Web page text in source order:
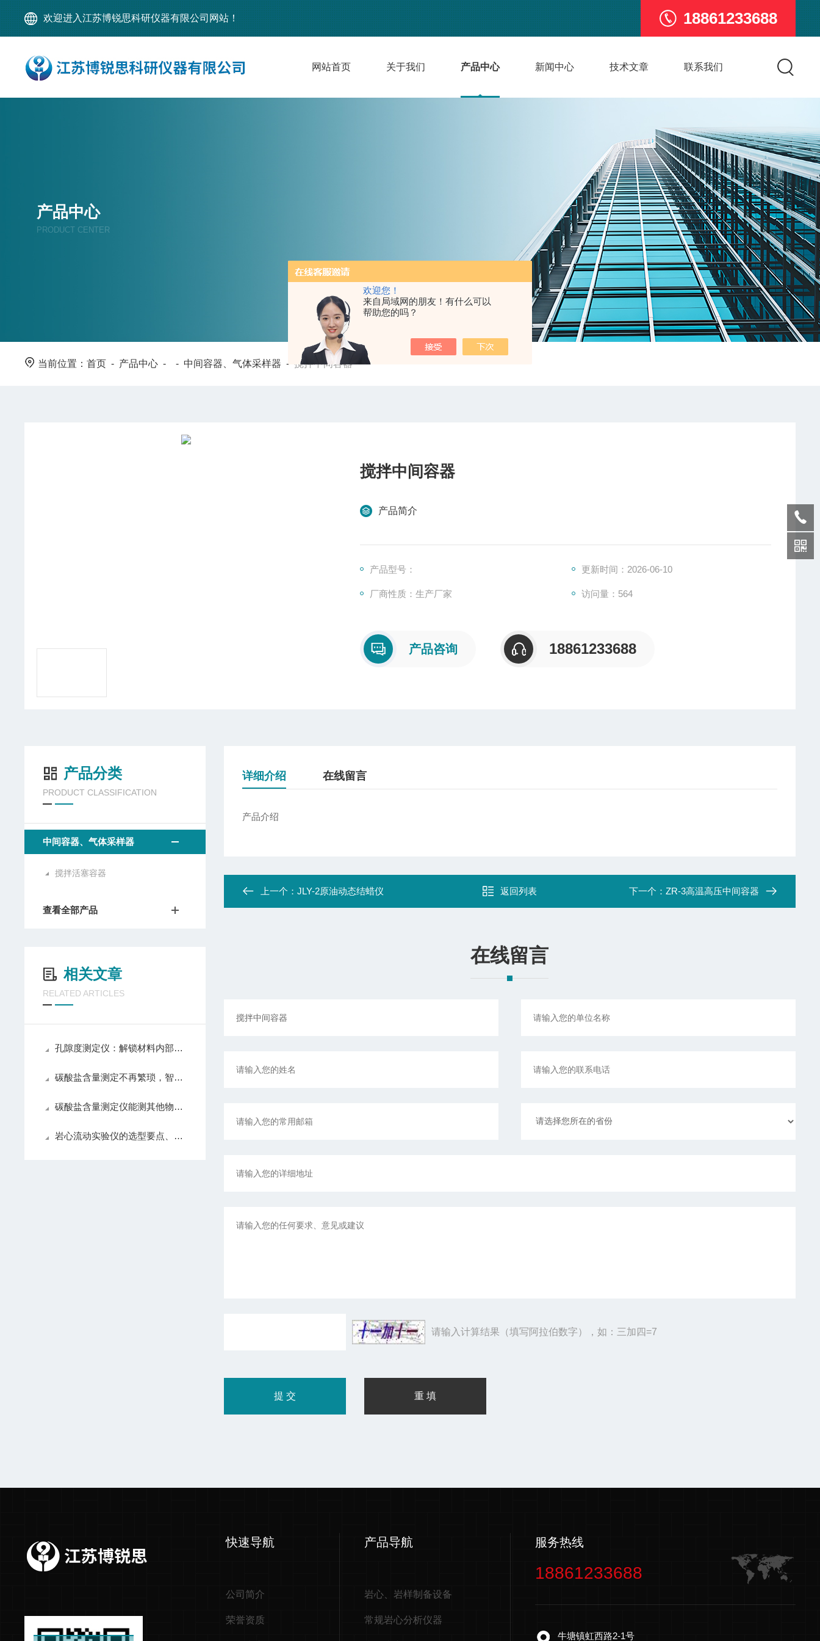
欢迎您！
来自局域网的朋友！有什么可以
帮助您的吗？
欢迎进入江苏博锐思科研仪器有限公司网站！ 18861233688
网站首页 关于我们 产品中心 新闻中心 技术文章 联系我们
产品中心
PRODUCT CENTER
当前位置：首页 - 产品中心 - - 中间容器、气体采样器 -搅拌中间容器
搅拌中间容器
产品简介
产品型号： 更新时间：2026-06-10
厂商性质：生产厂家 访问量：564
产品咨询 18861233688
产品分类
PRODUCT CLASSIFICATION
中间容器、气体采样器
搅拌活塞容器
查看全部产品
相关文章
RELATED ARTICLES
孔隙度测定仪：解锁材料内部孔隙结构的密钥
碳酸盐含量测定不再繁琐，智能测定仪助你轻松应对各种挑战！
碳酸盐含量测定仪能测其他物质吗？
岩心流动实验仪的选型要点、操作规范与维护全攻略
详细介绍 在线留言
产品介绍
上一个：JLY-2原油动态结蜡仪 返回列表 下一个： ZR-3高温高压中间容器
在线留言
请输入计算结果（填写阿拉伯数字），如：三加四=7
快速导航
公司简介
荣誉资质
产品导航
岩心、岩样制备设备
常规岩心分析仪器
服务热线
18861233688
牛塘镇虹西路2-1号